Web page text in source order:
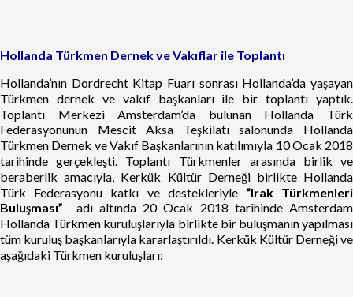
Hollanda Türkmen Dernek ve Vakıflar ile Toplantı
Hollanda’nın Dordrecht Kitap Fuarı sonrası Hollanda’da yaşayan
Türkmen dernek ve vakıf başkanları ile bir toplantı yaptık.
Toplantı Merkezi Amsterdam’da bulunan Hollanda Türk
Federasyonunun Mescit Aksa Teşkilatı salonunda Hollanda
Türkmen Dernek ve Vakıf Başkanlarının katılımıyla 10 Ocak 2018
tarihinde gerçekleşti. Toplantı Türkmenler arasında birlik ve
beraberlik amacıyla, Kerkük Kültür Derneği birlikte Hollanda
Türk Federasyonu katkı ve destekleriyle “Irak Türkmenleri
Buluşması” adı altında 20 Ocak 2018 tarihinde Amsterdam
Hollanda Türkmen kuruluşlarıyla birlikte bir buluşmanın yapılması
tüm kuruluş başkanlarıyla kararlaştırıldı. Kerkük Kültür Derneği ve
aşağıdaki Türkmen kuruluşları: